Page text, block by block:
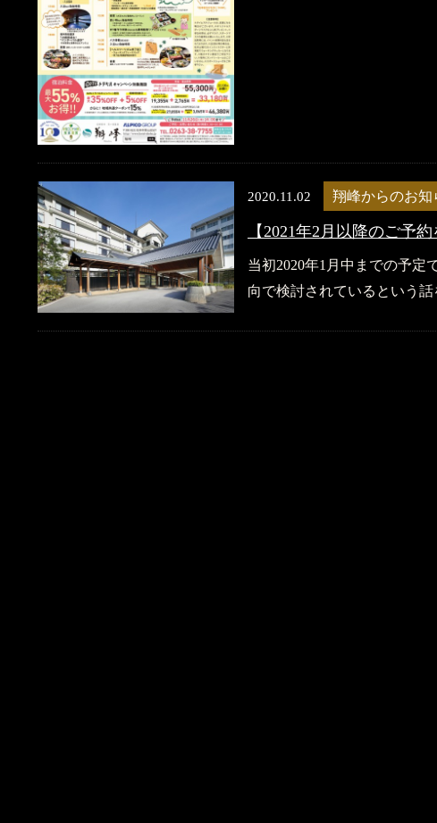
2020.11.02 翔峰からのお知
【2021年2月以降のご予
当初2020年1月中までの予定
向で検討されているという